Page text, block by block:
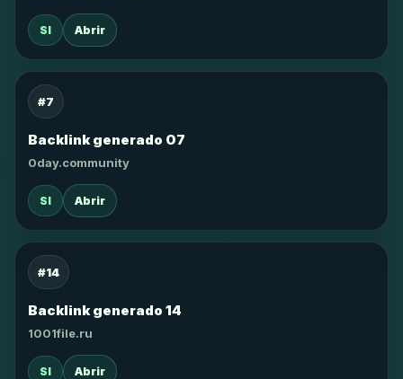
SI Abrir
#7
Backlink generado 07
0day.community
SI Abrir
#14
Backlink generado 14
1001file.ru
SI Abrir